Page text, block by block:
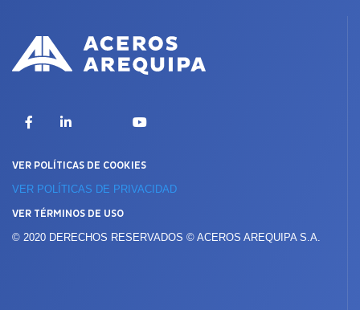
FacebookLinkedIn YouTube
VER POLÍTICAS DE COOKIES
VER POLÍTICAS DE PRIVACIDAD
VER TÉRMINOS DE USO
© 2020 DERECHOS RESERVADOS © ACEROS AREQUIPA S.A.